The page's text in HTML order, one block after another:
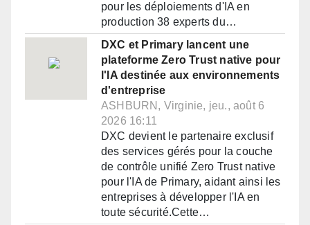
pour les déploiements d'IA en
production 38 experts du…
DXC et Primary lancent une
plateforme Zero Trust native pour
l'IA destinée aux environnements
d'entreprise
ASHBURN, Virginie, jeu., août 6
2026 16:11
DXC devient le partenaire exclusif
des services gérés pour la couche
de contrôle unifié Zero Trust native
pour l'IA de Primary, aidant ainsi les
entreprises à développer l'IA en
toute sécurité.Cette…